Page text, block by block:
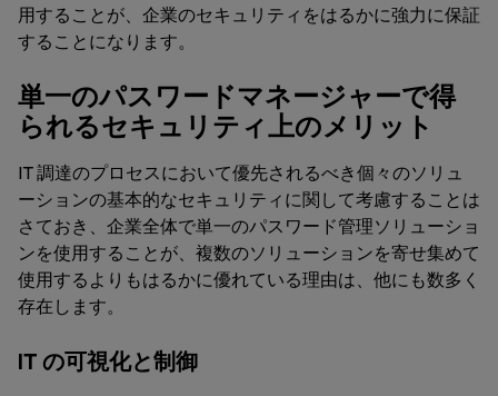
用することが、企業のセキュリティをはるかに強力に保証
することになります。
単一のパスワードマネージャーで得
られるセキュリティ上のメリット
IT 調達のプロセスにおいて優先されるべき個々のソリュ
ーションの基本的なセキュリティに関して考慮することは
さておき、企業全体で単一のパスワード管理ソリューショ
ンを使用することが、複数のソリューションを寄せ集めて
使用するよりもはるかに優れている理由は、他にも数多く
存在します。
IT の可視化と制御